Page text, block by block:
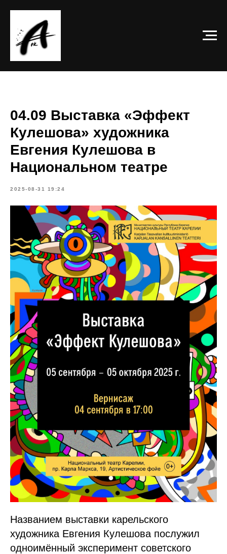
04.09 Выставка «Эффект
Кулешова» художника
Евгения Кулешова в
Национальном театре
2025-08-31 19:24
Названием выставки карельского
художника Евгения Кулешова послужил
одноимённый эксперимент советского